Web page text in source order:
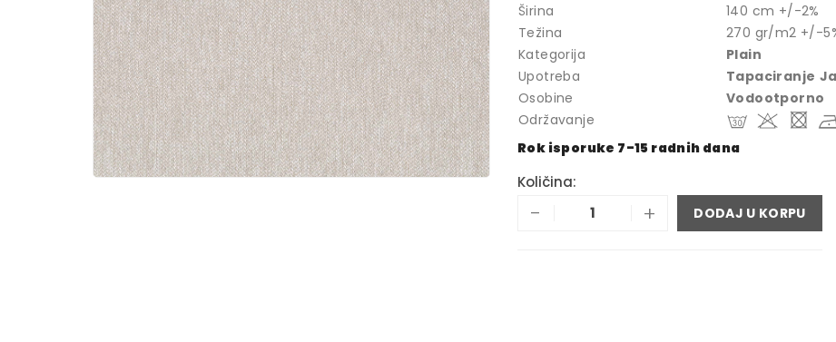
Širina
140 cm +/-2%
Težina
270 gr/m2 +/-
Kategorija
Plain
Upotreba
Tapaciranje
Osobine
Vodootporno
Održavanje
Rok isporuke 7-15 radnih dana
Količina:
- + DODAJ U KORPU